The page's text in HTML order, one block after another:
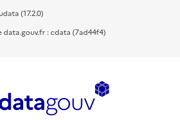
(17.2.0)
: cdata (7ad44f4)